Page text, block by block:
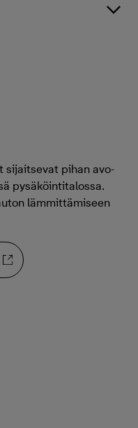
sijaitsevat pihan avo-
pysäköintitalossa.
lämmittämiseen